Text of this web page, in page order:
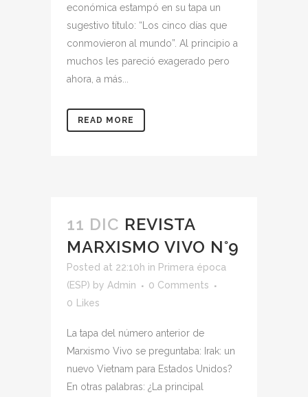
económica estampó en su tapa un
sugestivo título: “Los cinco días que
conmovieron al mundo”. Al principio a
muchos les pareció exagerado pero
ahora, a más...
READ MORE
11 DIC REVISTA
MARXISMO VIVO N°9
Posted at 22:10h in Primera época
(ESP) by Admin
0 Comments
0
Likes
La tapa del número anterior de
Marxismo Vivo se preguntaba: Irak: un
nuevo Vietnam para Estados Unidos?
En otras palabras: ¿La principal